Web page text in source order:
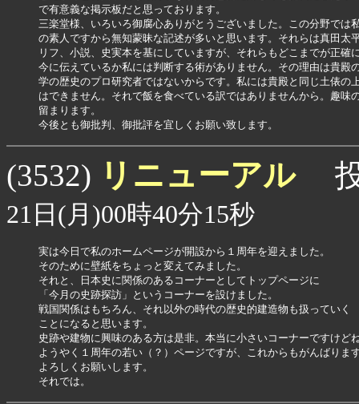
で有意義な掲示板だと思っております。
三楽堂様、いろいろ御腐心ありがとうございました。この分野では
の素人ですから無知蒙昧な記述が多いと思います。それらは真田太
リフ、小説、史実本を基にしていますが、それらもどこまでが正確
今に伝えているか私には判断する術がありません。その理由は貴殿
学の歴史のプロ研究者ではないからです。私には貴殿と同じ土俵の
はできません。それで飯を食べている訳ではありませんから。趣味
留まります。
今後とも御批判、御批評を宜しくお願い致します。
(3532) リニューアル
21日(月)00時40分15秒
実は今日で私のホームページが開設から１周年を迎えました。
そのために壁紙をちょっと変えてみました。
それと、日本史に関係のあるコーナーとしてトップページに
「今月の史跡探訪」というコーナーを設けました。
戦国関係はもちろん、それ以外の時代の歴史的建造物も扱っていく
ことになると思います。
史跡や建物に興味のある方は是非。本当に小さいコーナーですけど
ようやく１周年の若い（？）ページですが、これからもがんばりま
よろしくお願いします。
それでは。